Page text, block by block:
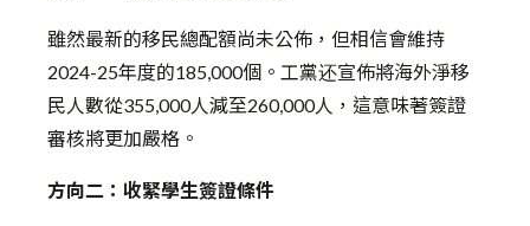
雖然最新的移民總配額尚未公佈，但相信會維持
2024-25年度的185,000個。工黨还宣佈將海外淨移
民人數從355,000人減至260,000人，這意味著簽證
審核將更加嚴格。
方向二：收緊學生簽證條件